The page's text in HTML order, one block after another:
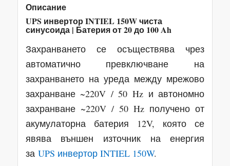
Описание
UPS инвертор INTIEL 150W чиста
синусоида | Батерия от 20 до 100 Ah
Захранването се осъществява чрез
автоматично превключване на
захранването на уреда между мрежово
захранване ~220V / 50 Hz и автономно
захранване ~220V / 50 Hz получено от
акумулаторна батерия 12V, която се
явява външен източник на енергия
за UPS инвертор INTIEL 150W.